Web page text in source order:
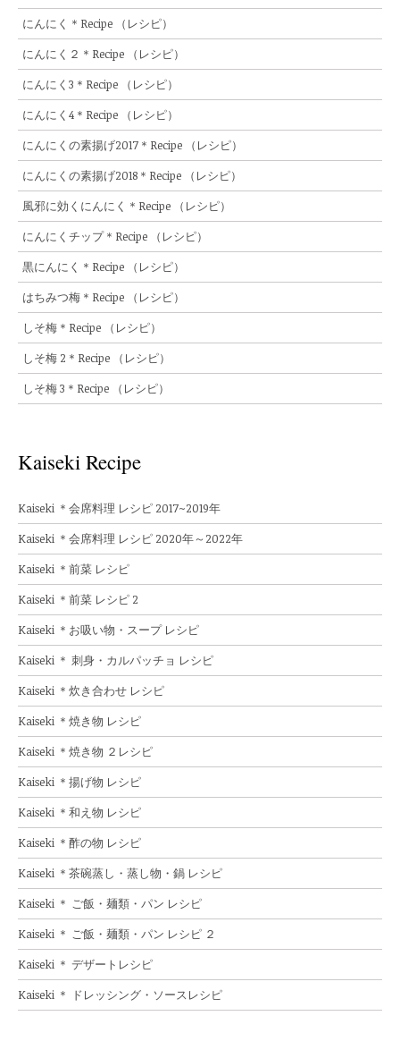
にんにく＊Recipe （レシピ）
にんにく２＊Recipe （レシピ）
にんにく3＊Recipe （レシピ）
にんにく4＊Recipe （レシピ）
にんにくの素揚げ2017＊Recipe （レシピ）
にんにくの素揚げ2018＊Recipe （レシピ）
風邪に効くにんにく＊Recipe （レシピ）
にんにくチップ＊Recipe （レシピ）
黒にんにく＊Recipe （レシピ）
はちみつ梅＊Recipe （レシピ）
しそ梅＊Recipe （レシピ）
しそ梅 2＊Recipe （レシピ）
しそ梅 3＊Recipe （レシピ）
Kaiseki Recipe
Kaiseki ＊会席料理 レシピ 2017~2019年
Kaiseki ＊会席料理 レシピ 2020年～2022年
Kaiseki ＊前菜 レシピ
Kaiseki ＊前菜 レシピ 2
Kaiseki ＊お吸い物・スープ レシピ
Kaiseki ＊ 刺身・カルパッチョ レシピ
Kaiseki ＊炊き合わせ レシピ
Kaiseki ＊焼き物 レシピ
Kaiseki ＊焼き物 ２レシピ
Kaiseki ＊揚げ物 レシピ
Kaiseki ＊和え物 レシピ
Kaiseki ＊酢の物 レシピ
Kaiseki ＊茶碗蒸し・蒸し物・鍋 レシピ
Kaiseki ＊ ご飯・麺類・パン レシピ
Kaiseki ＊ ご飯・麺類・パン レシピ ２
Kaiseki ＊ デザートレシピ
Kaiseki ＊ ドレッシング・ソースレシピ